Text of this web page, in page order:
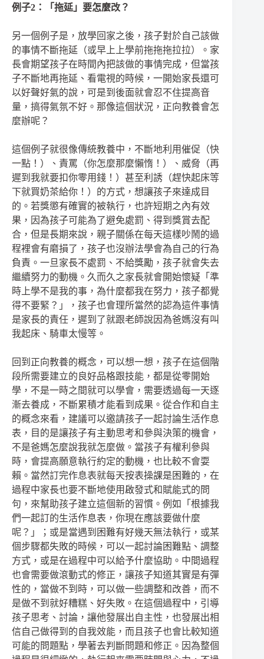
例子2：「拖延」要怎麼改？
另一個例子是，放學回家之後，孩子對於自己該做
的事情不斷拖延（或早上上學前拖拖拖拉拉）。家
長會期望孩子在時間內把該做的事情完成，但當孩
子不斷地再拖延、看電視的時候，一開始家長還可
以好聲好氣的說，可是到後面就會忍不住提高音
量，搞得氣氛不好。那像這個狀況，正向教養會怎
麼辦呢？
這個例子就很像傳統教養中，不斷地利用催促（快
一點！）、責罵（你怎麼那麼懶惰！）、威脅（再
遲到我就要扣你零用錢！）甚至利誘（趕快起床等
下就買奶茶給你！）的方式，想讓孩子來達成目
的。若獎懲有確實的被執行，也許短期之內有效
果，因為孩子可能為了避免處罰、得到獎賞去配
合，但是長期來說，親子關係在每天這樣吵鬧的過
程裡會有磨損了，孩子也沒辦法學會為自己的行為
負責。一旦家長不處罰、不給獎勵，孩子就會失去
繼續努力的動機。久而久之家長就會開始懷疑「準
時上學不是我的事，為什麼都我在努力，孩子都覺
得不要緊？」，孩子也會理所當然的認為這件事情
是家長的責任，遲到了就跟老師說因為爸媽沒有叫
我起床、騎車太慢等。
回到正向教養的概念，可以想一想，孩子在這個階
段所需要建立的良好品格跟技能，都是從零開始
學，不是一時之間就可以學會，需要透過每一天逐
漸去養成，不斷累積才能看到成果。從合作和自主
的概念來看，建議可以邀請孩子一起討論生活作息
表，目的是讓孩子有主動思考和參與決策的機會，
不是爸媽怎麼說我就怎麼做。當孩子有權利參與
時，會提高願意執行約定的動機，也比較不會耍
賴。當然訂完作息表就每天按表操課是困難的，在
過程中家長也要不斷地使用啟發式和賦能式的問
句，來幫助孩子建立這個新的習慣。例如「根據我
們一起訂的生活作息表，你現在應該要做什麼
呢？」；或是當遇到困難有好幾天無法執行，或某
個步驟都失敗的時候，可以一起討論困難點、調整
方式，或是在過程中可以給予什麼協助。中間過程
也會需要做滾動式的修正，讓孩子知道其實是有彈
性的，當做不到時，可以做一些調整和改善，而不
是做不到就好糟糕、好失敗。在這個過程中，引導
孩子思考、討論，讓他發展出自主性，也發展出相
信自己做得到的自我效能，而且孩子也會比較知道
可能的問題點，學著去判斷問題和修正。因為整個